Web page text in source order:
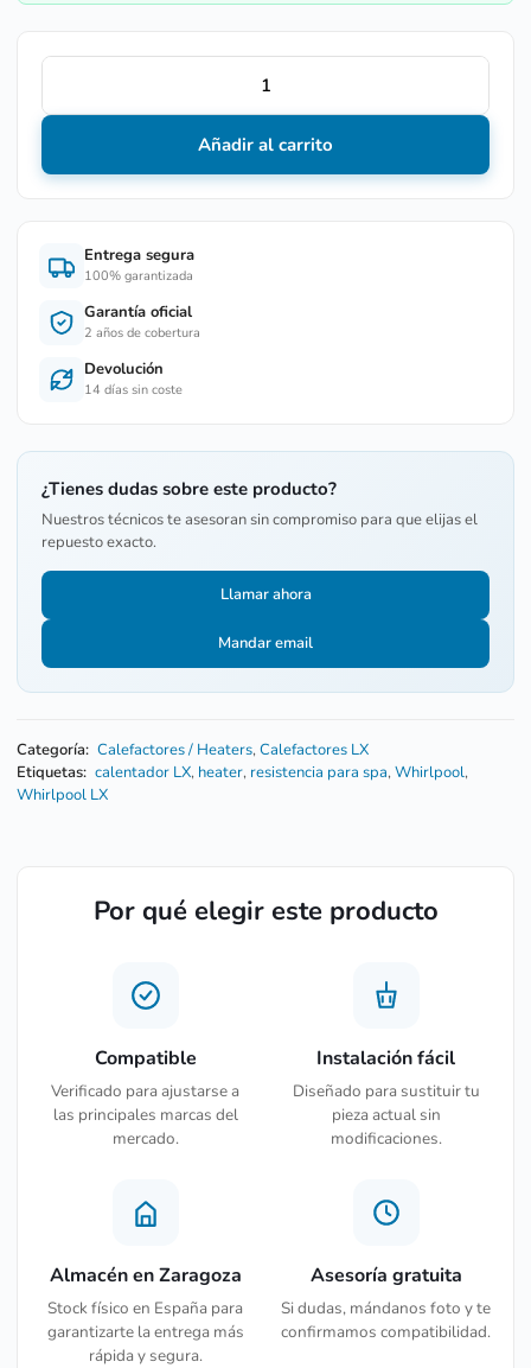
Añadir al carrito
Entrega segura
100% garantizada
Garantía oficial
2 años de cobertura
Devolución
14 días sin coste
¿Tienes dudas sobre este producto?
Nuestros técnicos te asesoran sin compromiso para que elijas el
repuesto exacto.
Llamar ahora
Mandar email
Categoría: Calefactores / Heaters,Calefactores LX
Etiquetas: calentador LX, heater, resistencia para spa,Whirlpool,
Whirlpool LX
Por qué elegir este producto
Compatible
Verificado para ajustarse a
las principales marcas del
mercado.
Instalación fácil
Diseñado para sustituir tu
pieza actual sin
modificaciones.
Almacén en Zaragoza
Stock físico en España para
garantizarte la entrega más
rápida y segura.
Asesoría gratuita
Si dudas, mándanos foto y te
confirmamos compatibilidad.